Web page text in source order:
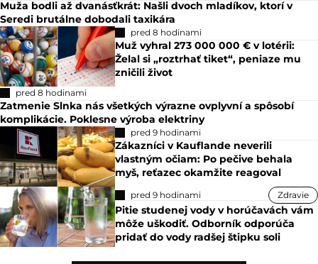
Muža bodli až dvanásťkrát: Našli dvoch mladíkov, ktorí v
Seredi brutálne dobodali taxikára
pred 8 hodinami
Muž vyhral 273 000 000 € v lotérii:
Želal si „roztrhať tiket“, peniaze mu
zničili život
pred 8 hodinami
Zatmenie Slnka nás všetkých výrazne ovplyvní a spôsobí
komplikácie. Poklesne výroba elektriny
pred 9 hodinami
Zákazníci v Kauflande neverili
vlastným očiam: Po pečive behala
myš, reťazec okamžite reagoval
pred 9 hodinami Zdravie
Pitie studenej vody v horúčavách vám
môže uškodiť. Odborník odporúča
pridať do vody radšej štipku soli